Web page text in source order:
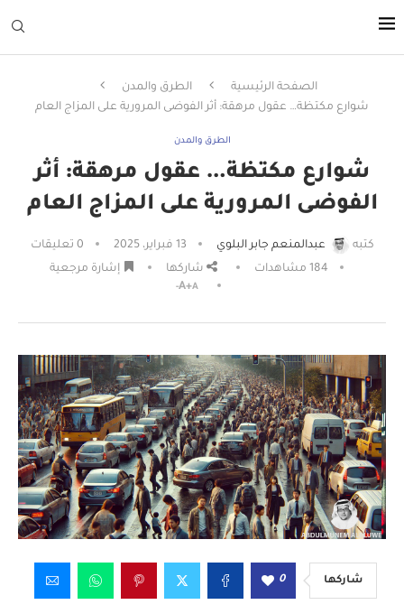
الصفحة الرئيسية
الطرق والمدن
شوارع مكتظة… عقول مرهقة: أثر الفوضى المرورية على المزاج العام
الطرق والمدن
شوارع مكتظة… عقول مرهقة: أثر
الفوضى المرورية على المزاج العام
كتبه عبدالمنعم جابر البلوي 13 فبراير، 2025
0 تعليقات
184 مشاهدات شاركها
إشارة مرجعية
A+A-
شاركها 0